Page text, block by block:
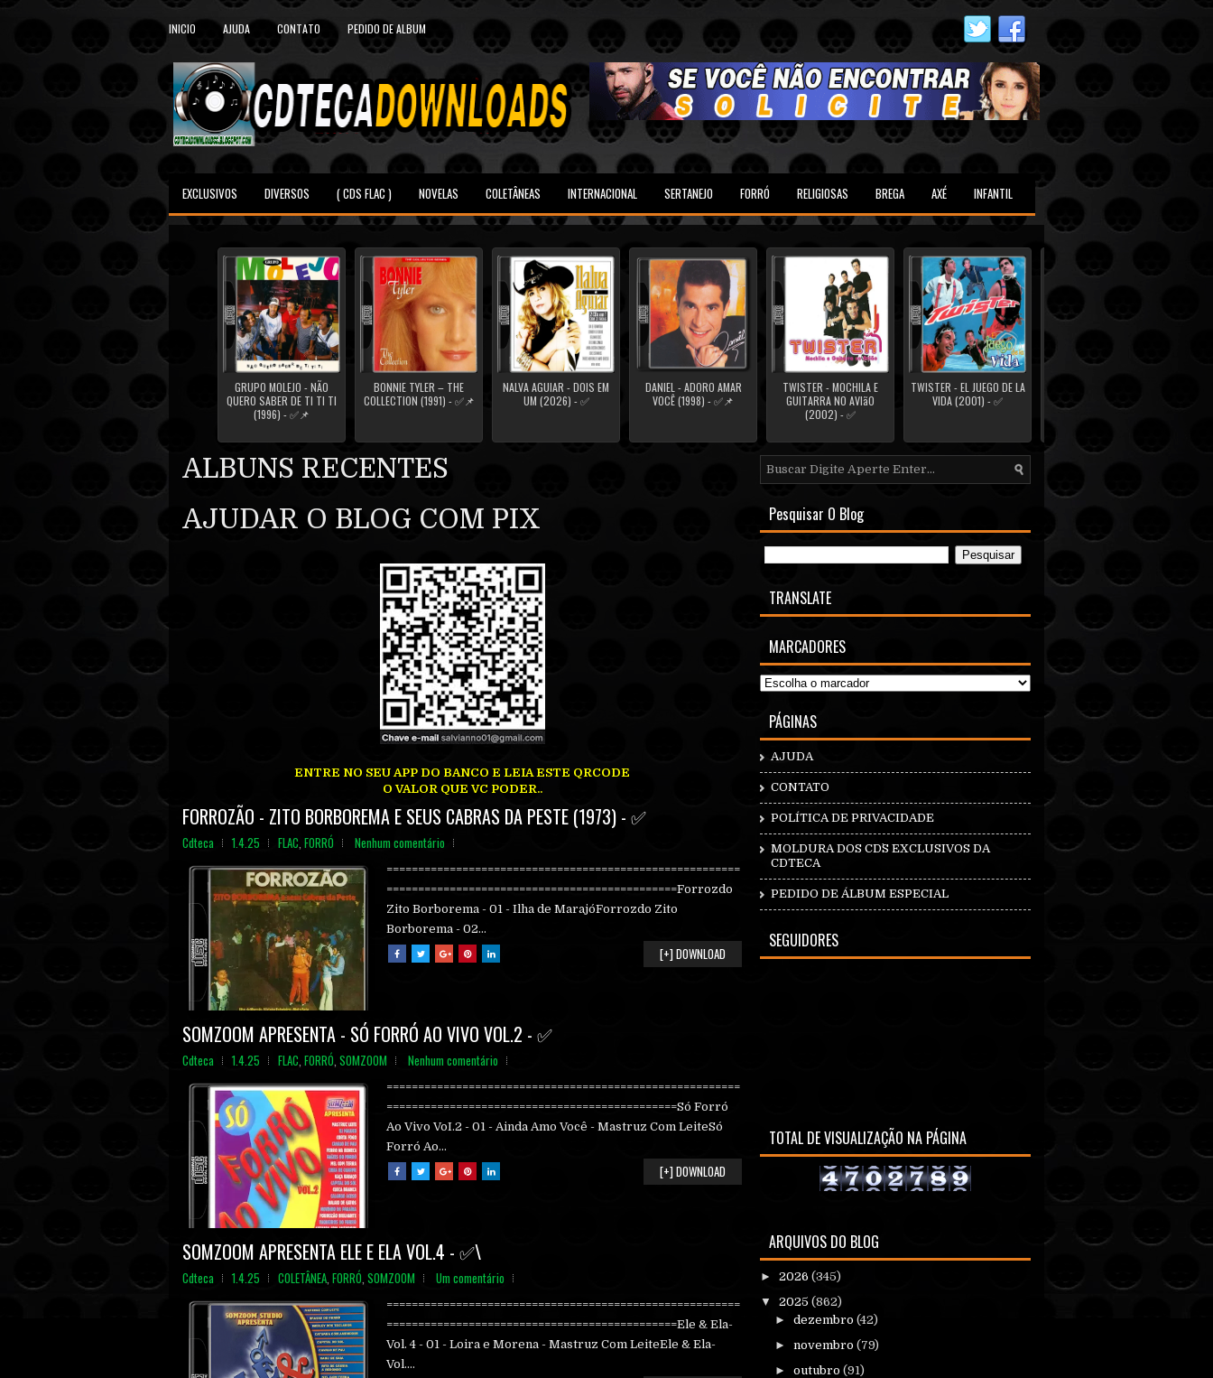
INICIO AJUDA CONTATO PEDIDO DE ALBUM
EXCLUSIVOS DIVERSOS ( CDS FLAC ) NOVELAS COLETÂNEAS INTERNACIONAL SERTANEJO FORRÓ RELIGIOSAS BREGA AXÉ INFANTIL
GRUPO MOLEJO - NÃO
QUERO SABER DE TI TI TI
(1996) - ✅📌
BONNIE TYLER – THE
COLLECTION (1991) - ✅📌
NALVA AGUIAR - DOIS EM
UM (2026) - ✅
DANIEL - ADORO AMAR
VOCÊ (1998) - ✅📌
TWISTER - MOCHILA E
GUITARRA NO AVIãO
(2002) - ✅
TWISTER - EL JUEGO DE LA
VIDA (2001) - ✅
(2000) - ✅
ALBUNS RECENTES
AJUDAR O BLOG COM PIX
ENTRE NO SEU APP DO BANCO E LEIA ESTE QRCODE
O VALOR QUE VC PODER..
FORROZÃO - ZITO BORBOREMA E SEUS CABRAS DA PESTE (1973) - ✅
Cdteca 1.4.25 FLAC, FORRÓ Nenhum comentário
========================================================
==============================================Forrozdo
Zito Borborema - 01 - Ilha de MarajóForrozdo Zito
Borborema - 02...
[+] DOWNLOAD
SOMZOOM APRESENTA - SÓ FORRÓ AO VIVO VOL.2 - ✅
Cdteca 1.4.25 FLAC, FORRÓ, SOMZOOM Nenhum comentário
========================================================
==============================================Só Forró
Ao Vivo VoI.2 - 01 - Ainda Amo Você - Mastruz Com LeiteSó
Forró Ao...
[+] DOWNLOAD
SOMZOOM APRESENTA ELE E ELA VOL.4 - ✅\
Cdteca 1.4.25 COLETÂNEA, FORRÓ, SOMZOOM Um comentário
========================================================
==============================================Ele & Ela-
Vol. 4 - 01 - Loira e Morena - Mastruz Com LeiteEle & Ela-
Vol....
Pesquisar O Blog
TRANSLATE
MARCADORES
PÁGINAS
AJUDA
CONTATO
POLÍTICA DE PRIVACIDADE
MOLDURA DOS CD`S EXCLUSIVOS DA
CDTECA
PEDIDO DE ÁLBUM ESPECIAL
SEGUIDORES
TOTAL DE VISUALIZAÇÃO NA PÁGINA
ARQUIVOS DO BLOG
► 2026 (345)
▼ 2025 (862)
► dezembro (42)
► novembro (79)
► outubro (91)